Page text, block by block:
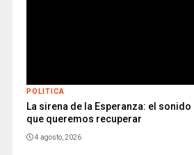
POLITICA
La sirena de la Esperanza: el
que queremos recuperar
4 agosto, 2026